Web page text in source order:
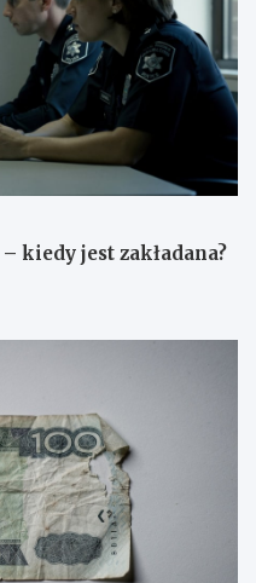
kiedy jest zakładana?